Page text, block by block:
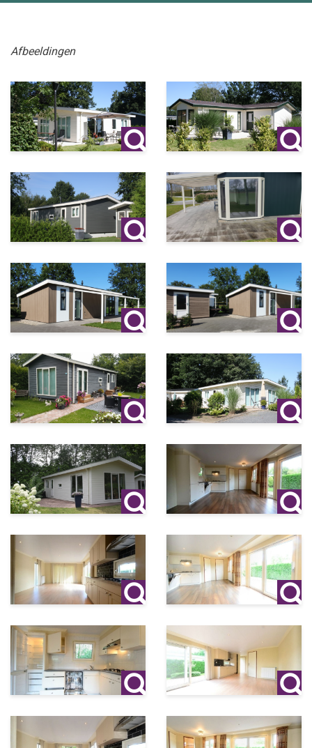
verwarming.
Type chalet: Dubbel Chalet gestoffeerd
Woonoppervlak: 55 m²
Perceeloppervlak: 250 m²
Opties:
Prijs per mnd: TV Digitenne € 20,=
Voorbeeld 4: v.a. € 1100,00
Badkamer: Toilet, Douchecabine,
Keuken: Koelvriescombinatie, Afzuigkap
Kookplaat, Inbouw oven, Vaatwasser, Spoelgedeelte
2 Slaapkamers 1 met schuifkastenwand.
Woonkamer.
Al deze vertrekken worden verwarmd door centrale
Type chalet: Dubbel Chalet gestoffeerd
Woonoppervlak: 55 m²
Perceeloppervlak: 250 m²
Prijs per mnd TV Digitenne € 20,=
Buitenruimte:
Aangelegde tuin met sierbestrating en eigen parkeerplaats.
Borg:
1 maand
Gas, water, elektra: Naar eigen verbruik
U kunt al een chalet huren vanaf € 850,- per maand. Kosten
van gas, water en elektra zijn hier niet bij inbegrepen; elk
verhuur wordt een bedrag van € 50,= in rekening gebracht
voor de eindschoonmaak.
Gewenste huurder(s):
50 jaar, zonder kinderen. (partners)
Niet geschikt voor arbeidsmigranten.
Afbeeldingen